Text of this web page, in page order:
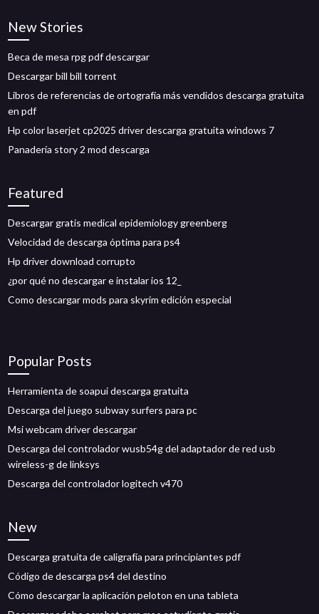
New Stories
Beca de mesa rpg pdf descargar
Descargar bill bill torrent
Libros de referencias de ortografía más vendidos descarga gratuita
en pdf
Hp color laserjet cp2025 driver descarga gratuita windows 7
Panadería story 2 mod descarga
Featured
Descargar gratis medical epidemiology greenberg
Velocidad de descarga óptima para ps4
Hp driver download corrupto
¿por qué no descargar e instalar ios 12_
Como descargar mods para skyrim edición especial
Popular Posts
Herramienta de soapui descarga gratuita
Descarga del juego subway surfers para pc
Msi webcam driver descargar
Descarga del controlador wusb54g del adaptador de red usb
wireless-g de linksys
Descarga del controlador logitech v470
New
Descarga gratuita de caligrafía para principiantes pdf
Código de descarga ps4 del destino
Cómo descargar la aplicación peloton en una tableta